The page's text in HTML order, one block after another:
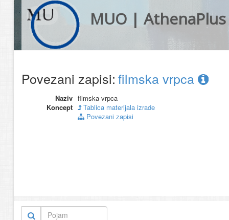
MUO | AthenaPlus
Povezani zapisi:filmska vrpca
Naziv filmska vrpca
Koncept
Tablica materijala izrade
Povezani zapisi